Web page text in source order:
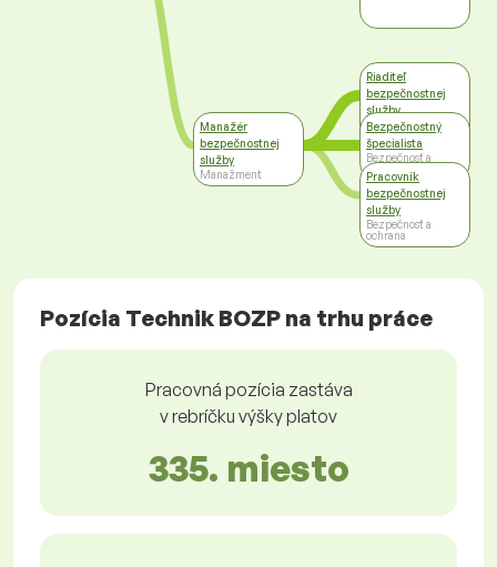
Manažér
bezpečnostnej
služby
Manažment
Riaditeľ
bezpečnostnej
služby
Vrcholový
manažment
Bezpečnostný
špecialista
Bezpečnosť a
ochrana
Pracovník
bezpečnostnej
služby
Bezpečnosť a
ochrana
Pozícia Technik BOZP na trhu práce
Pracovná pozícia zastáva
v rebríčku výšky platov
335. miesto